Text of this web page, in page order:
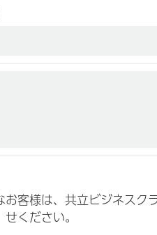
客様は、共立ビジネスク
せください。